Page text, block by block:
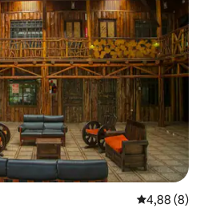
4,88 (8)